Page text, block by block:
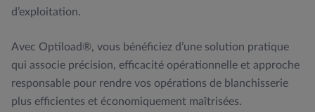
d’exploitation.
Avec Optiload®, vous bénéficiez d’une solution pratique
qui associe précision, efficacité opérationnelle et approche
responsable pour rendre vos opérations de blanchisserie
plus efficientes et économiquement maîtrisées.